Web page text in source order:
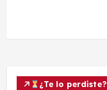
¿Te lo perdiste?